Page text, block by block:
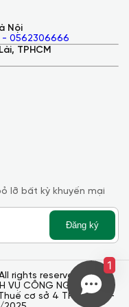
speakers trong ZBook
và “chắc chắn đủ to
thử nghiệm, có
xuất hiện thông qua
chắc và trống sắc
phép bạn thay tùy
G4 là một loại máy
với độ phân giải khổng
Nội
0562306666
TPHCM
lỡ bất kỳ khuyến mại
Đăng ký
rights reserved.
CÔNG NGHỆ KHÁNH
cơ sở 4 TP. Hà Nội -
1